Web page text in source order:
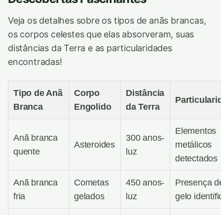
Veja os detalhes sobre os tipos de anãs brancas,
os corpos celestes que elas absorveram, suas
distâncias da Terra e as particularidades
encontradas!
Tipo de Anã
Branca
Corpo
Engolido
Distância
da Terra
Anã branca
quente
Asteroides
300 anos-
luz
Elementos
metálicos
detectados
Anã branca
fria
Cometas
gelados
450 anos-
luz
Presença
gelo